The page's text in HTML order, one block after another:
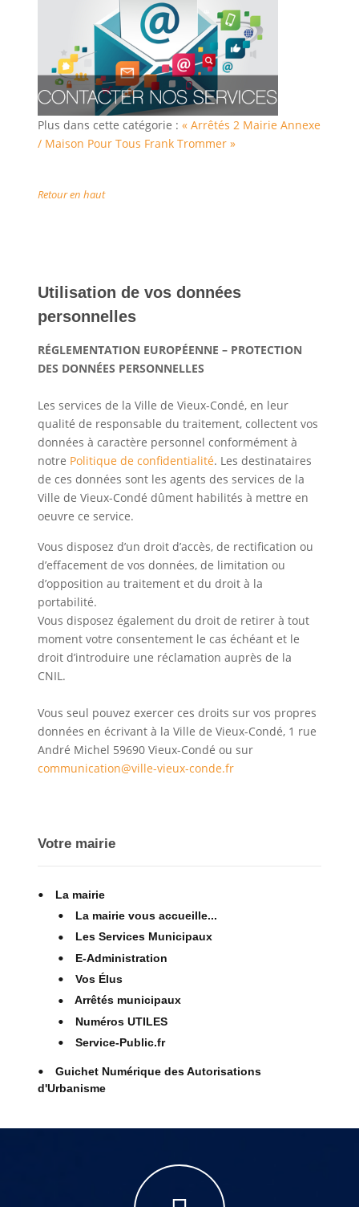
Plus dans cette catégorie : « Arrêtés 2 Mairie Annexe
/ Maison Pour Tous Frank Trommer »
Retour en haut
Utilisation de vos données
personnelles
RÉGLEMENTATION EUROPÉENNE – PROTECTION
DES DONNÉES PERSONNELLES
Les services de la Ville de Vieux-Condé, en leur
qualité de responsable du traitement, collectent vos
données à caractère personnel conformément à
notre Politique de confidentialité. Les destinataires
de ces données sont les agents des services de la
Ville de Vieux-Condé dûment habilités à mettre en
oeuvre ce service.
Vous disposez d’un droit d’accès, de rectification ou
d’effacement de vos données, de limitation ou
d’opposition au traitement et du droit à la
portabilité.
Vous disposez également du droit de retirer à tout
moment votre consentement le cas échéant et le
droit d’introduire une réclamation auprès de la
CNIL.
Vous seul pouvez exercer ces droits sur vos propres
données en écrivant à la Ville de Vieux-Condé, 1 rue
André Michel 59690 Vieux-Condé ou sur
communication@ville-vieux-conde.fr
Votre mairie
La mairie
La mairie vous accueille...
Les Services Municipaux
E-Administration
Vos Élus
Arrêtés municipaux
Numéros UTILES
Service-Public.fr
Guichet Numérique des Autorisations
d'Urbanisme